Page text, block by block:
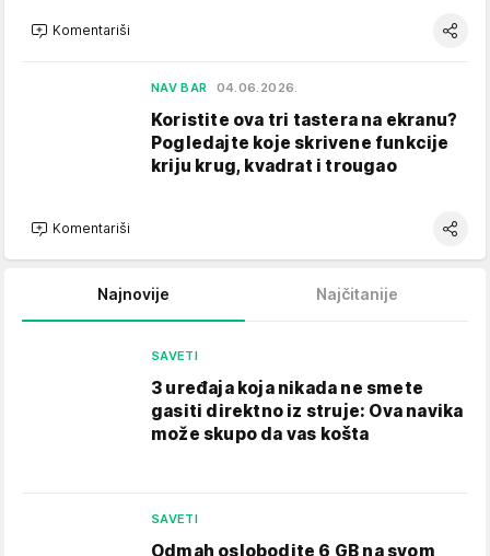
Komentariši
NAV BAR 04.06.2026.
Koristite ova tri tastera na ekranu?
Pogledajte koje skrivene funkcije
kriju krug, kvadrat i trougao
Komentariši
Najnovije Najčitanije
SAVETI
3 uređaja koja nikada ne smete
gasiti direktno iz struje: Ova navika
može skupo da vas košta
SAVETI
Odmah oslobodite 6 GB na svom